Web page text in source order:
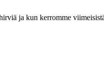
ja kun kerromme